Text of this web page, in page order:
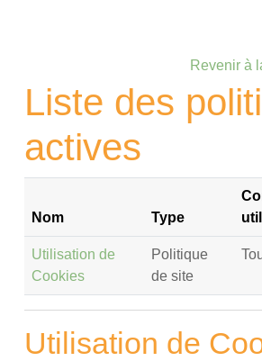
Revenir à
Liste des
actives
Nom Type
Utilisation de
Cookies
Politique
de site
Utilisation de